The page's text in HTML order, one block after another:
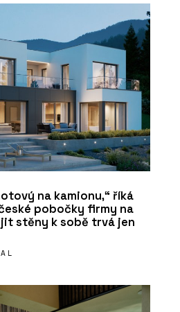
na kamionu,“ říká
pobočky firmy na
stěny k sobě trvá jen